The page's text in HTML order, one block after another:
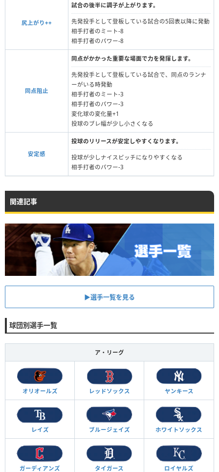
尻上がり++
試合の後半に調子が上がります。
先発投手として登板している試合の5回表以降に発動
相手打者のミート-8
相手打者のパワー-8
同点阻止
同点がかかった重要な場面で力を発揮します。
先発投手として登板している試合で、同点のランナ
ーがいる時発動
相手打者のミート‐3
相手打者のパワー-3
変化球の変化量+1
投球のブレ幅が少し小さくなる
安定感
投球のリリースが安定しやすくなります。
投球が少しナイスピッチになりやすくなる
相手打者のパワー-3
関連記事
▶︎選手一覧を見る
球団別選手一覧
ア・リーグ
オリオールズ レッドソックス ヤンキース
レイズ ブルージェイズ ホワイトソックス
ガーディアンズ タイガース ロイヤルズ